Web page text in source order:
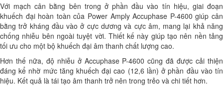
Với mạch cân bằng bên trong ở phần đầu vào tín hiệu, giai đoạn
khuếch đại hoàn toàn của Power Amply Accuphase P-4600 giúp cân
bằng trở kháng đầu vào ở cực dương và cực âm, mang lại khả năng
chống nhiễu bên ngoài tuyệt vời. Thiết kế này giúp tạo nên nền tảng
tối ưu cho một bộ khuếch đại âm thanh chất lượng cao.
Hơn thế nữa, độ nhiễu ở Accuphase P-4600 cũng đã được cải thiện
đáng kể nhờ mức tăng khuếch đại cao (12,6 lần) ở phần đầu vào tín
hiệu. Kết quả là tái tạo âm thanh trở nên trong trẻo và chi tiết hơn.